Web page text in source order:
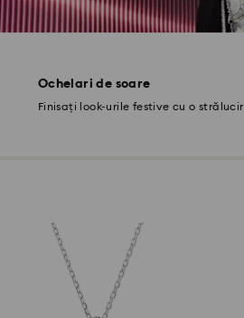
Ochelari de soare
Finisați look-urile festive cu o